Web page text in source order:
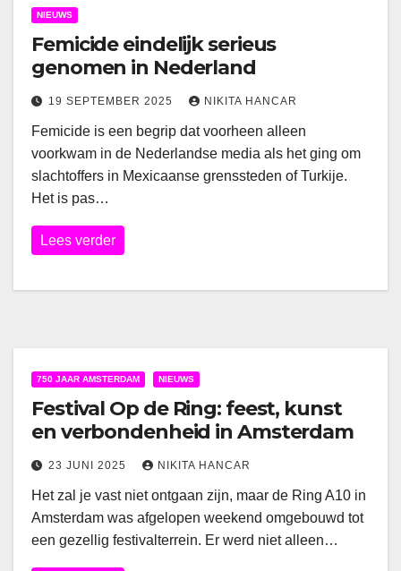
NIEUWS
Femicide eindelijk serieus
genomen in Nederland
19 SEPTEMBER 2025 NIKITA HANCAR
Femicide is een begrip dat voorheen alleen
voorkwam in de Nederlandse media als het ging om
slachtoffers in Mexicaanse grenssteden of Turkije.
Het is pas…
Lees verder
750 JAAR AMSTERDAM NIEUWS
Festival Op de Ring: feest, kunst
en verbondenheid in Amsterdam
23 JUNI 2025 NIKITA HANCAR
Het zal je vast niet ontgaan zijn, maar de Ring A10 in
Amsterdam was afgelopen weekend omgebouwd tot
een gezellig festivalterrein. Er werd niet alleen…